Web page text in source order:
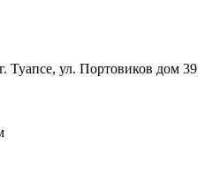
Туапсе, ул. Портовиков дом 39